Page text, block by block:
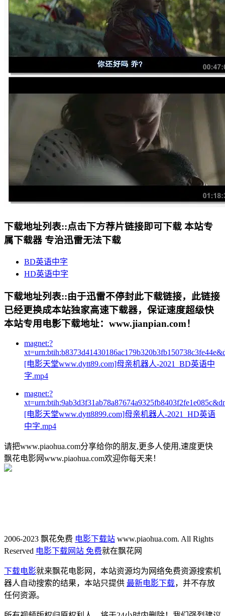
下载地址列表::点击下方荐片链接即可下载 本站专
属下载器 专治迅雷无法下载
BD英语中字
HD英语中字
下载地址列表::由于迅雷不停封此下载链接，此链接
已经更换成本站独家高速下载器，保证速度超级快
本站专用电影下载地址：www.jianpian.com！
magnet:?
[电影天堂www.dytt89.com]母亲机器人-2021_BD英语中
字.mp4
magnet:?
[电影天堂www.dytt8899.com]母亲机器人-2021_HD英语
中字.mp4
请把www.piaohua.com分享给你的朋友,更多人使用,速度更快
飘花电影网www.piaohua.com欢迎你每天来！
2006-2023 飘花免费 电影下载站 www.piaohua.com. All Rights
Reserved 电影下载网站 免费就在飘花网
下载电影就来飘花电影网，本站资源均为网络免费资源搜索机
器人自动搜索的结果，本站只提供 最新电影下载，并不存放
任何资源。